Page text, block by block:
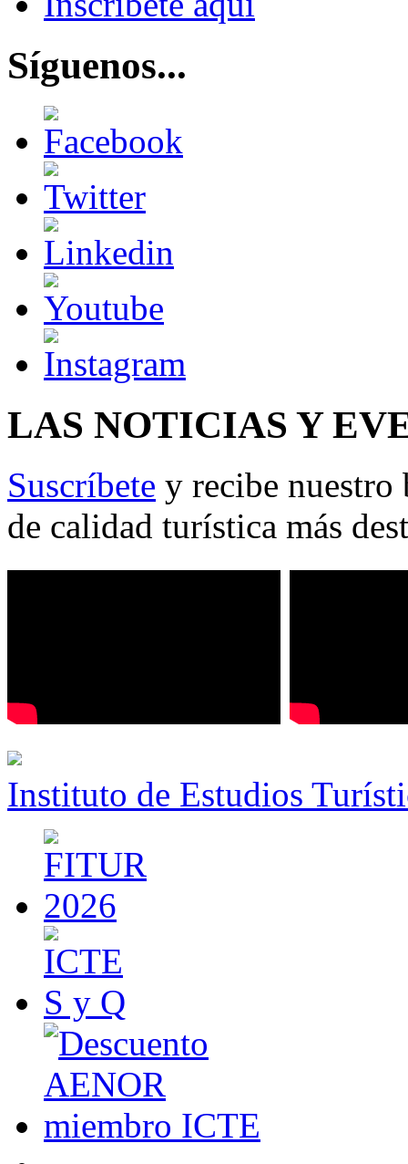
Síguenos...
LAS NOTICIAS Y
Suscríbete y recibe nuestro
de calidad turística más
Instituto de Estudios